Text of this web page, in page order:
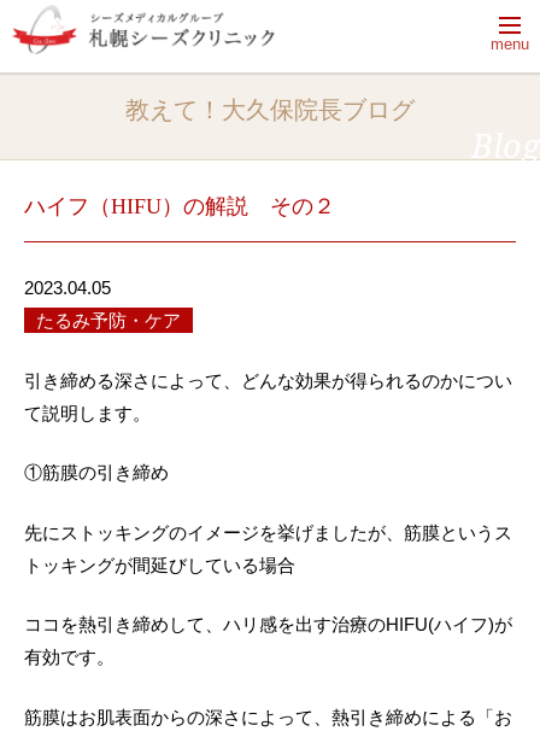
menu
【休診日】月曜日・火曜日・祝日
【電話受付時間】9:50～13:20、14:30～18:00
完全予約制
はじめてご来院される方へ一覧
あなたのためにできること
美容皮膚科、美容外科、皮膚科、エステの
違い
ドクターシーラボのクリニック
治療メニュー・料金
美肌おためしプログラム
肌強化プログラム
肌再生プログラム
ファーストシミ取り
シミ予防・治療・ケア知識
肝斑予防・治療・ケア知識
たるみ予防・治療・ケア知識
毛穴予防・治療・ケア知識
クリニック紹介
院長ブログ一覧
院長紹介
アクセス
グループ一覧
教えて！大久保院長ブログ
ハイフ（HIFU）の解説 その２
2023.04.05
たるみ予防・ケア
引き締める深さによって、どんな効果が得られるのかについ
て説明します。
①筋膜の引き締め
先にストッキングのイメージを挙げましたが、筋膜というス
トッキングが間延びしている場合
ココを熱引き締めして、ハリ感を出す治療のHIFU(ハイフ)が
有効です。
筋膜はお肌表面からの深さによって、熱引き締めによる「お